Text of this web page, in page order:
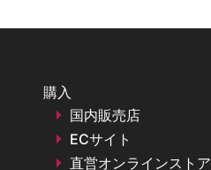
購入
国内販売店
ECサイト
直営オンラインストア